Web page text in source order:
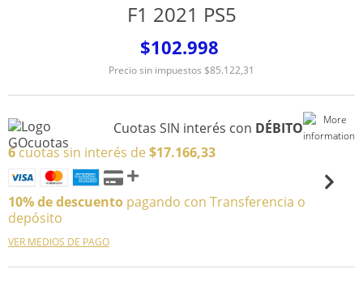
F1 2021 PS5
$102.998
Precio sin impuestos $85.122,31
Cuotas SIN interés con DÉBITO
6cuotas sin interés de $17.166,33
10% de descuento pagando con Transferencia o
depósito
VER MEDIOS DE PAGO